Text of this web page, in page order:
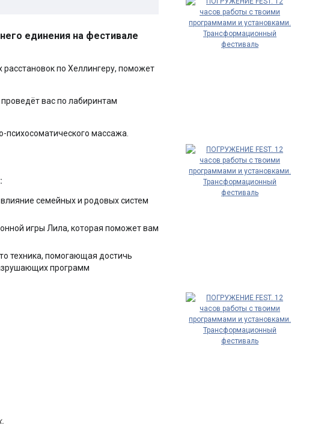
единения на фестивале
по Хеллингеру, поможет
вас по лабиринтам
психосоматического массажа.
семейных и родовых систем
игры Лила, которая поможет вам
техника, помогающая достичь
программ